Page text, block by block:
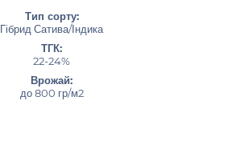
Тип сорту:
Гібрид Сатива/Індика
ТГК:
22-24%
Врожай:
до 800 гр/м2